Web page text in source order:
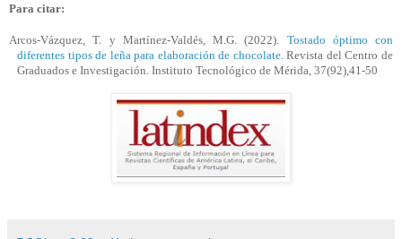
Para citar:
Arcos-Vázquez, T. y Martínez-Valdés, M.G. (2022). Tostado óptimo con
diferentes tipos de leña para elaboración de chocolate. Revista del Centro de
Graduados e Investigación. Instituto Tecnológico de Mérida, 37(92),41-50